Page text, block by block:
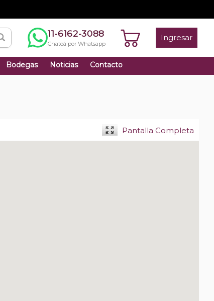
11-6162-3088
Chateá por Whatsapp
Ingresar
Bodegas Noticias Contacto
Pantalla Completa